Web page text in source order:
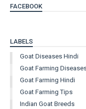
FACEBOOK
LABELS
Goat Diseases Hindi
Goat Farming
Goat Farming Hindi
Goat Farming Tips
Indian Goat Breeds